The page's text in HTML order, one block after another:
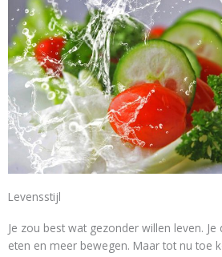
Levensstijl
Je zou best wat gezonder willen leven.
eten en meer bewegen. Maar tot nu toe